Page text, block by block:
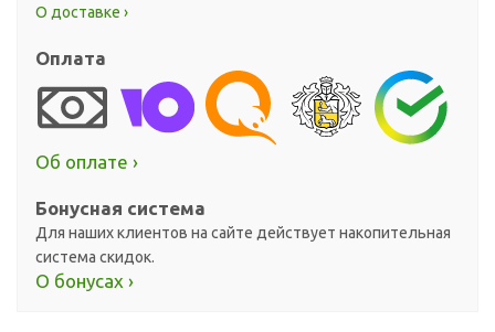
О доставке ›
Оплата
Об оплате ›
Бонусная система
Для наших клиентов на сайте действует накопительная
система скидок.
О бонусах ›